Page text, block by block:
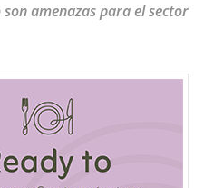
amenazas para el sector